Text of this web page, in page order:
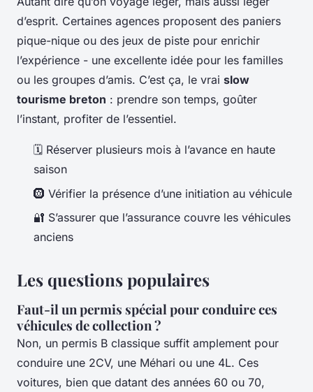
d’esprit. Certaines agences proposent des paniers
pique-nique ou des jeux de piste pour enrichir
l’expérience - une excellente idée pour les familles
ou les groupes d’amis. C’est ça, le vrai slow
tourisme breton : prendre son temps, goûter
l’instant, profiter de l’essentiel.
🗓️ Réserver plusieurs mois à l’avance en haute
saison
🛞 Vérifier la présence d’une initiation au véhicule
🔐 S’assurer que l’assurance couvre les véhicules
anciens
Les questions populaires
Faut-il un permis spécial pour conduire ces
véhicules de collection ?
Non, un permis B classique suffit amplement pour
conduire une 2CV, une Méhari ou une 4L. Ces
voitures, bien que datant des années 60 ou 70,